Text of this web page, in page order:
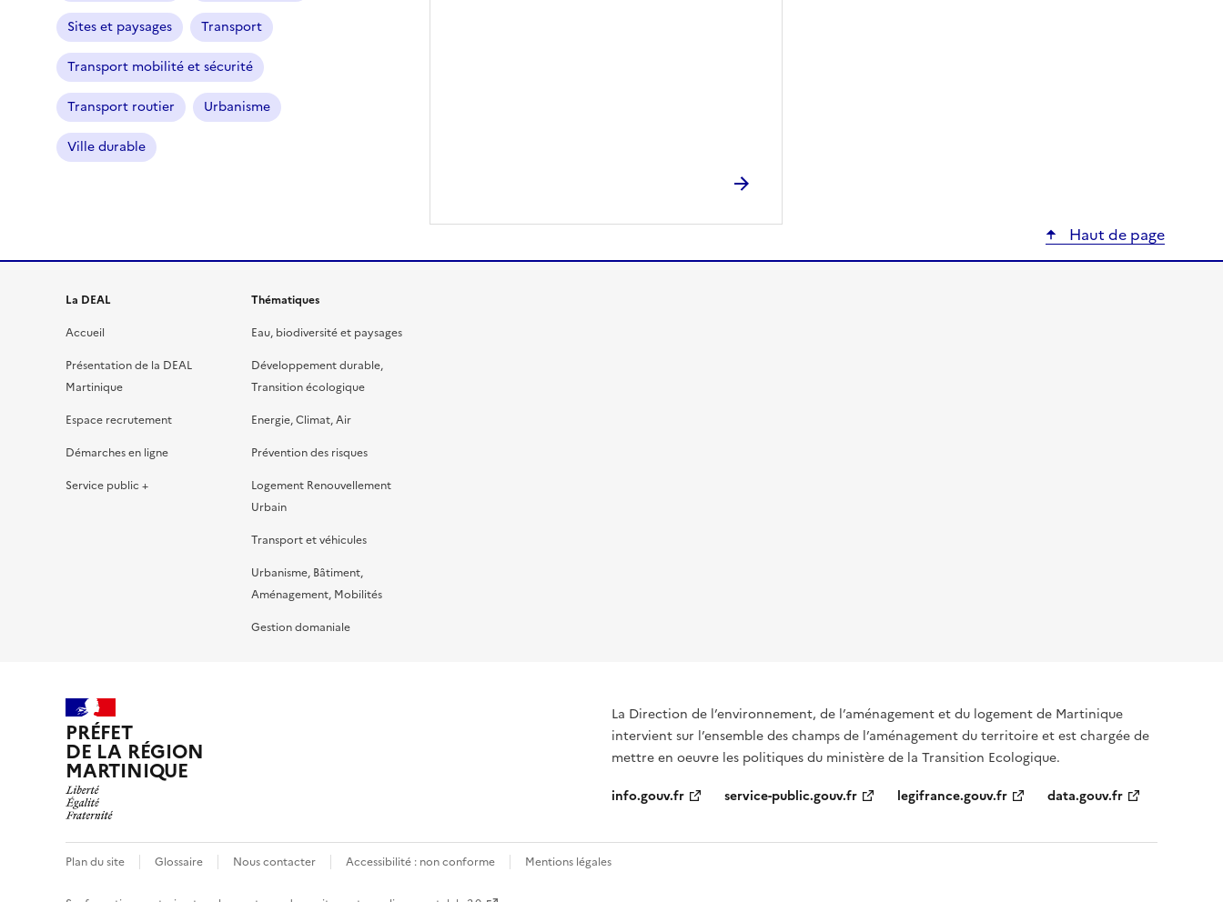
Sites et paysages Transport
Transport mobilité et sécurité
Transport routier Urbanisme
Ville durable
Haut de page
La DEAL
Accueil
Présentation de la DEAL
Martinique
Espace recrutement
Démarches en ligne
Service public +
Thématiques
Eau, biodiversité et paysages
Développement durable,
Transition écologique
Energie, Climat, Air
Prévention des risques
Logement Renouvellement
Urbain
Transport et véhicules
Urbanisme, Bâtiment,
Aménagement, Mobilités
Gestion domaniale
PRÉFET
DE LA RÉGION
MARTINIQUE
La Direction de l’environnement, de l’aménagement et du logement de Martinique
intervient sur l’ensemble des champs de l’aménagement du territoire et est chargée de
mettre en oeuvre les politiques du ministère de la Transition Ecologique.
info.gouv.fr
service-public.gouv.fr legifrance.gouv.fr data.gouv.fr
Plan du site Glossaire Nous contacter Accessibilité : non conforme Mentions légales